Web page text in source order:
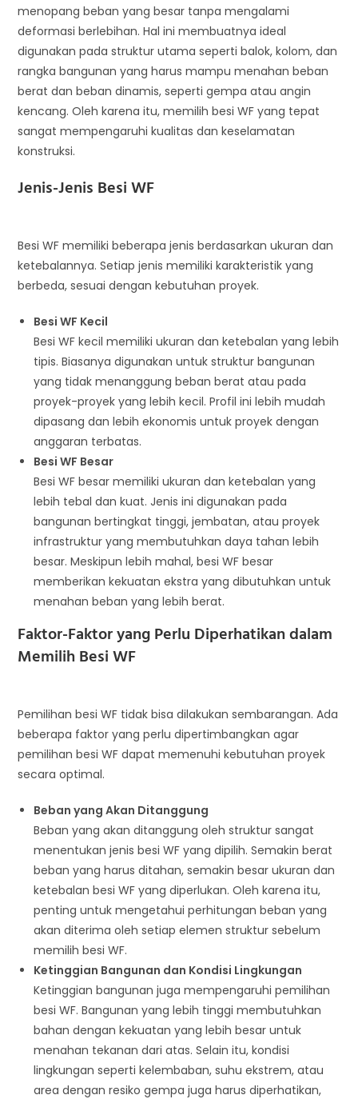
menopang beban yang besar tanpa mengalami
deformasi berlebihan. Hal ini membuatnya ideal
digunakan pada struktur utama seperti balok, kolom, dan
rangka bangunan yang harus mampu menahan beban
berat dan beban dinamis, seperti gempa atau angin
kencang. Oleh karena itu, memilih besi WF yang tepat
sangat mempengaruhi kualitas dan keselamatan
konstruksi.
Jenis-Jenis Besi WF
Besi WF memiliki beberapa jenis berdasarkan ukuran dan
ketebalannya. Setiap jenis memiliki karakteristik yang
berbeda, sesuai dengan kebutuhan proyek.
Besi WF Kecil
Besi WF kecil memiliki ukuran dan ketebalan yang lebih
tipis. Biasanya digunakan untuk struktur bangunan
yang tidak menanggung beban berat atau pada
proyek-proyek yang lebih kecil. Profil ini lebih mudah
dipasang dan lebih ekonomis untuk proyek dengan
anggaran terbatas.
Besi WF Besar
Besi WF besar memiliki ukuran dan ketebalan yang
lebih tebal dan kuat. Jenis ini digunakan pada
bangunan bertingkat tinggi, jembatan, atau proyek
infrastruktur yang membutuhkan daya tahan lebih
besar. Meskipun lebih mahal, besi WF besar
memberikan kekuatan ekstra yang dibutuhkan untuk
menahan beban yang lebih berat.
Faktor-Faktor yang Perlu Diperhatikan dalam
Memilih Besi WF
Pemilihan besi WF tidak bisa dilakukan sembarangan. Ada
beberapa faktor yang perlu dipertimbangkan agar
pemilihan besi WF dapat memenuhi kebutuhan proyek
secara optimal.
Beban yang Akan Ditanggung
Beban yang akan ditanggung oleh struktur sangat
menentukan jenis besi WF yang dipilih. Semakin berat
beban yang harus ditahan, semakin besar ukuran dan
ketebalan besi WF yang diperlukan. Oleh karena itu,
penting untuk mengetahui perhitungan beban yang
akan diterima oleh setiap elemen struktur sebelum
memilih besi WF.
Ketinggian Bangunan dan Kondisi Lingkungan
Ketinggian bangunan juga mempengaruhi pemilihan
besi WF. Bangunan yang lebih tinggi membutuhkan
bahan dengan kekuatan yang lebih besar untuk
menahan tekanan dari atas. Selain itu, kondisi
lingkungan seperti kelembaban, suhu ekstrem, atau
area dengan resiko gempa juga harus diperhatikan,